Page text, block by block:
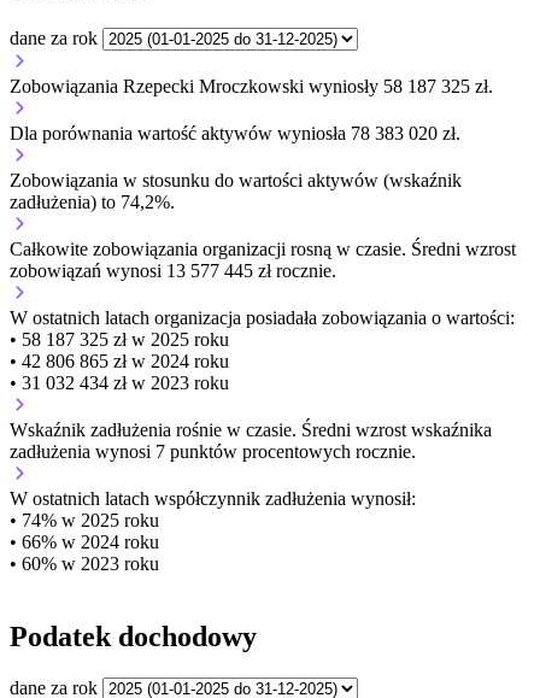
dane za rok
Zobowiązania Rzepecki Mroczkowski wyniosły 58 187 325 zł.
Dla porównania wartość aktywów wyniosła 78 383 020 zł.
Zobowiązania w stosunku do wartości aktywów (wskaźnik
zadłużenia) to 74,2%.
Całkowite zobowiązania organizacji rosną w czasie. Średni wzrost
zobowiązań wynosi 13 577 445 zł rocznie.
W ostatnich latach organizacja posiadała zobowiązania o wartości:
• 58 187 325 zł w 2025 roku
• 42 806 865 zł w 2024 roku
• 31 032 434 zł w 2023 roku
Wskaźnik zadłużenia rośnie w czasie. Średni wzrost wskaźnika
zadłużenia wynosi 7 punktów procentowych rocznie.
W ostatnich latach współczynnik zadłużenia wynosił:
• 74% w 2025 roku
• 66% w 2024 roku
• 60% w 2023 roku
Podatek dochodowy
dane za rok